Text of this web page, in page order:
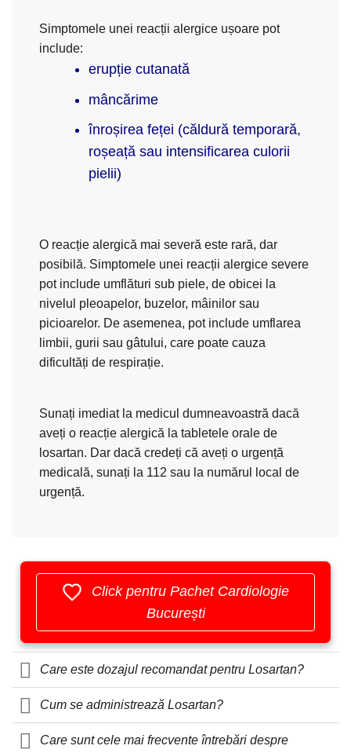
Simptomele unei reacții alergice ușoare pot
include:
erupție cutanată
mâncărime
înroșirea feței (căldură temporară,
roșeață sau intensificarea culorii
pielii)
O reacție alergică mai severă este rară, dar
posibilă. Simptomele unei reacții alergice severe
pot include umflături sub piele, de obicei la
nivelul pleoapelor, buzelor, mâinilor sau
picioarelor. De asemenea, pot include umflarea
limbii, gurii sau gâtului, care poate cauza
dificultăți de respirație.
Sunați imediat la medicul dumneavoastră dacă
aveți o reacție alergică la tabletele orale de
losartan. Dar dacă credeți că aveți o urgență
medicală, sunați la 112 sau la numărul local de
urgență.
Click pentru Pachet Cardiologie
București
Care este dozajul recomandat pentru Losartan?
Cum se administrează Losartan?
Care sunt cele mai frecvente întrebări despre